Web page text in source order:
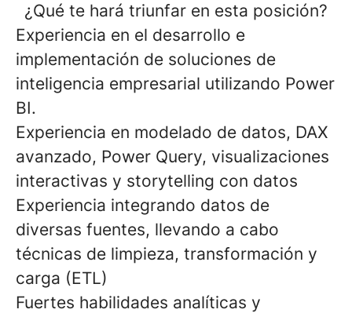
¿Qué te hará triunfar en esta posición?
Experiencia en el desarrollo e
implementación de soluciones de
inteligencia empresarial utilizando Power
BI.
Experiencia en modelado de datos, DAX
avanzado, Power Query, visualizaciones
interactivas y storytelling con datos
Experiencia integrando datos de
diversas fuentes, llevando a cabo
técnicas de limpieza, transformación y
carga (ETL)
Fuertes habilidades analíticas y